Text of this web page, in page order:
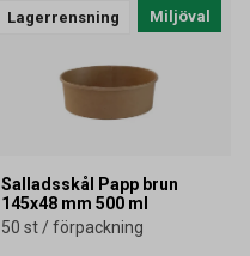
Lagerrensning Miljöval
Salladsskål Papp brun
145x48 mm 500 ml
50 st / förpackning